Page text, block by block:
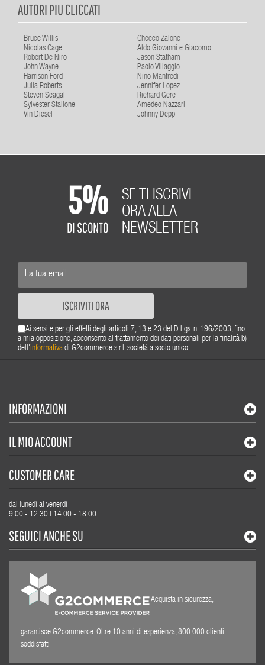
AUTORI PIU CLICCATI
Bruce Willis
Checco Zalone
Nicolas Cage
Aldo Giovanni e Giacomo
Robert De Niro
Jason Statham
John Wayne
Paolo Villaggio
Harrison Ford
Nino Manfredi
Julia Roberts
Jennifer Lopez
Steven Seagal
Richard Gere
Sylvester Stallone
Amedeo Nazzari
Vin Diesel
Johnny Depp
5%
DI SCONTO
SE TI ISCRIVI
ORA ALLA
NEWSLETTER
ISCRIVITI ORA
Ai sensi e per gli effetti degli articoli 7, 13 e 23 del D.Lgs. n. 196/2003, fino
a mia opposizione, acconsento al trattamento dei dati personali per la finalità b)
dell'informativa di G2commerce s.r.l. società a socio unico
INFORMAZIONI
IL MIO ACCOUNT
CUSTOMER CARE
dal lunedì al venerdì
9.00 - 12.30 | 14.00 - 18.00
SEGUICI ANCHE SU
Acquista in sicurezza,
garantisce G2commerce. Oltre 10 anni di esperienza, 800.000 clienti
soddisfatti